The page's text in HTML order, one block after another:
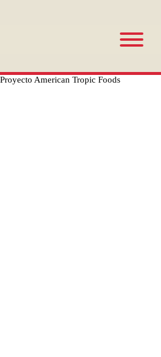
Proyecto American Tropic Foods